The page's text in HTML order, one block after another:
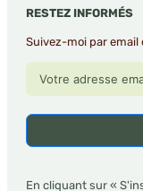
RESTEZ INFORMÉS
Suivez-moi par email
En cliquant sur «